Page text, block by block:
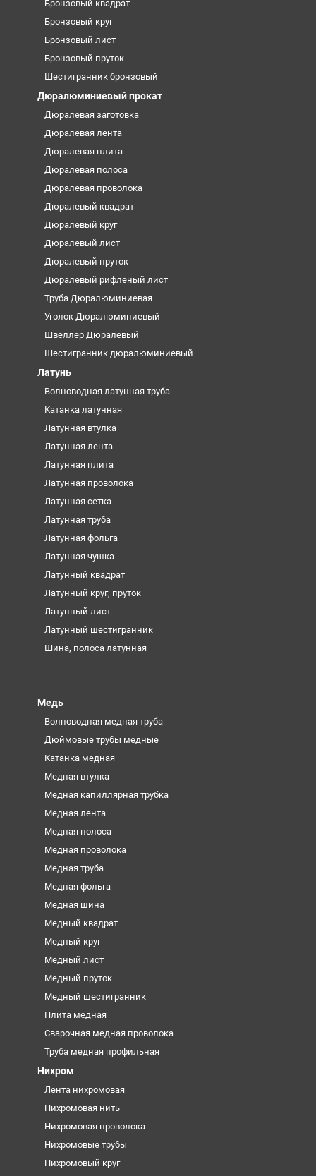
Бронзовый квадрат
Бронзовый круг
Бронзовый лист
Бронзовый пруток
Шестигранник бронзовый
Дюралюминиевый прокат
Дюралевая заготовка
Дюралевая лента
Дюралевая плита
Дюралевая полоса
Дюралевая проволока
Дюралевый квадрат
Дюралевый круг
Дюралевый лист
Дюралевый пруток
Дюралевый рифленый лист
Труба Дюралюминиевая
Уголок Дюралюминиевый
Швеллер Дюралевый
Шестигранник дюралюминиевый
Латунь
Волноводная латунная труба
Катанка латунная
Латунная втулка
Латунная лента
Латунная плита
Латунная проволока
Латунная сетка
Латунная труба
Латунная фольга
Латунная чушка
Латунный квадрат
Латунный круг, пруток
Латунный лист
Латунный шестигранник
Шина, полоса латунная
Медь
Волноводная медная труба
Дюймовые трубы медные
Катанка медная
Медная втулка
Медная капиллярная трубка
Медная лента
Медная полоса
Медная проволока
Медная труба
Медная фольга
Медная шина
Медный квадрат
Медный круг
Медный лист
Медный пруток
Медный шестигранник
Плита медная
Сварочная медная проволока
Труба медная профильная
Нихром
Лента нихромовая
Нихромовая нить
Нихромовая проволока
Нихромовые трубы
Нихромовый круг